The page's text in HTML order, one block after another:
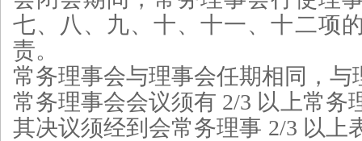
七、八、九、十、十一、十二项
责。
常务理事会与理事会任期相同，与
常务理事会会议须有 2/3 以上常务
其决议须经到会常务理事 2/3 以上